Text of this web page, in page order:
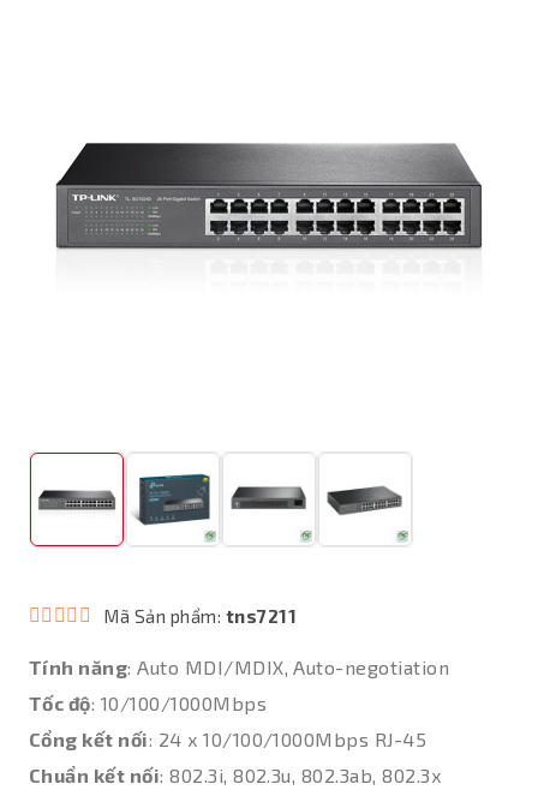
Mã Sản phẩm: tns7211
Tính năng: Auto MDI/MDIX, Auto-negotiation
Tốc độ: 10/100/1000Mbps
Cổng kết nối: 24 x 10/100/1000Mbps RJ-45
Chuẩn kết nối: 802.3i, 802.3u, 802.3ab, 802.3x